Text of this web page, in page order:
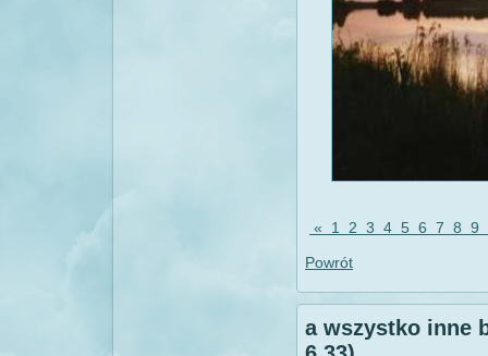
« 1 2 3 4 5 6 7 8 9
Powrót
a wszystko inne